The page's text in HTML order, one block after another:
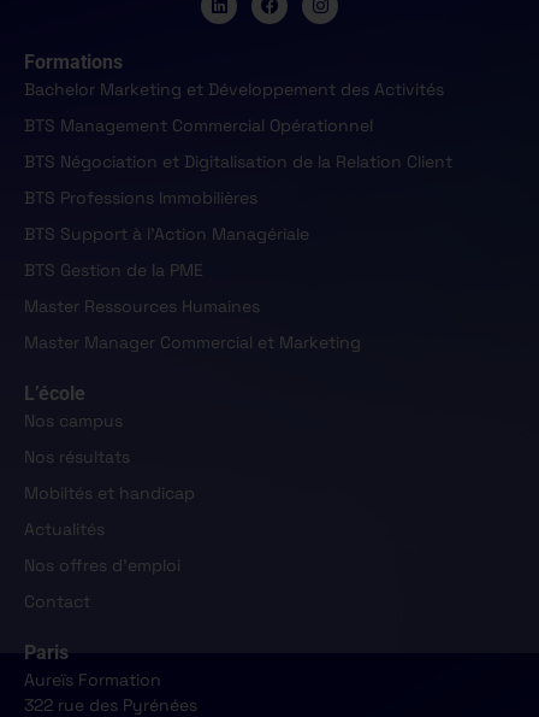
Formations
Bachelor Marketing et Développement des Activités
BTS Management Commercial Opérationnel
BTS Négociation et Digitalisation de la Relation Client
BTS Professions Immobilières
BTS Support à l'Action Managériale
BTS Gestion de la PME
Master Ressources Humaines
Master Manager Commercial et Marketing
L’école
Nos campus
Nos résultats
Mobiltés et handicap
Actualités
Nos offres d'emploi
Contact
Paris
Aureïs Formation
322 rue des Pyrénées